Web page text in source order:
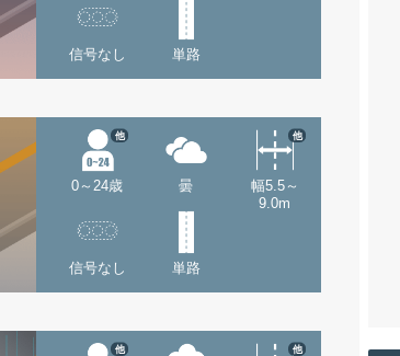
信号なし 単路
0～24歳
他
曇
幅5.5～
9.0m
他
信号なし 単路
他 他